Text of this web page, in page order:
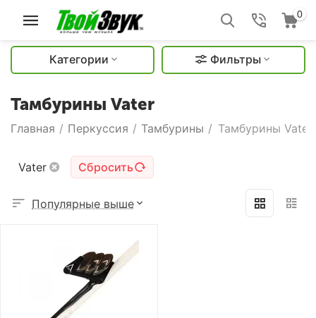
0
Категории Фильтры
Тамбурины Vater
Главная / Перкуссия / Тамбурины / Тамбурины Vater
Vater Сбросить
Популярные выше